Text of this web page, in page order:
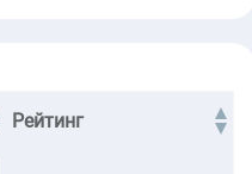
Рейтинг